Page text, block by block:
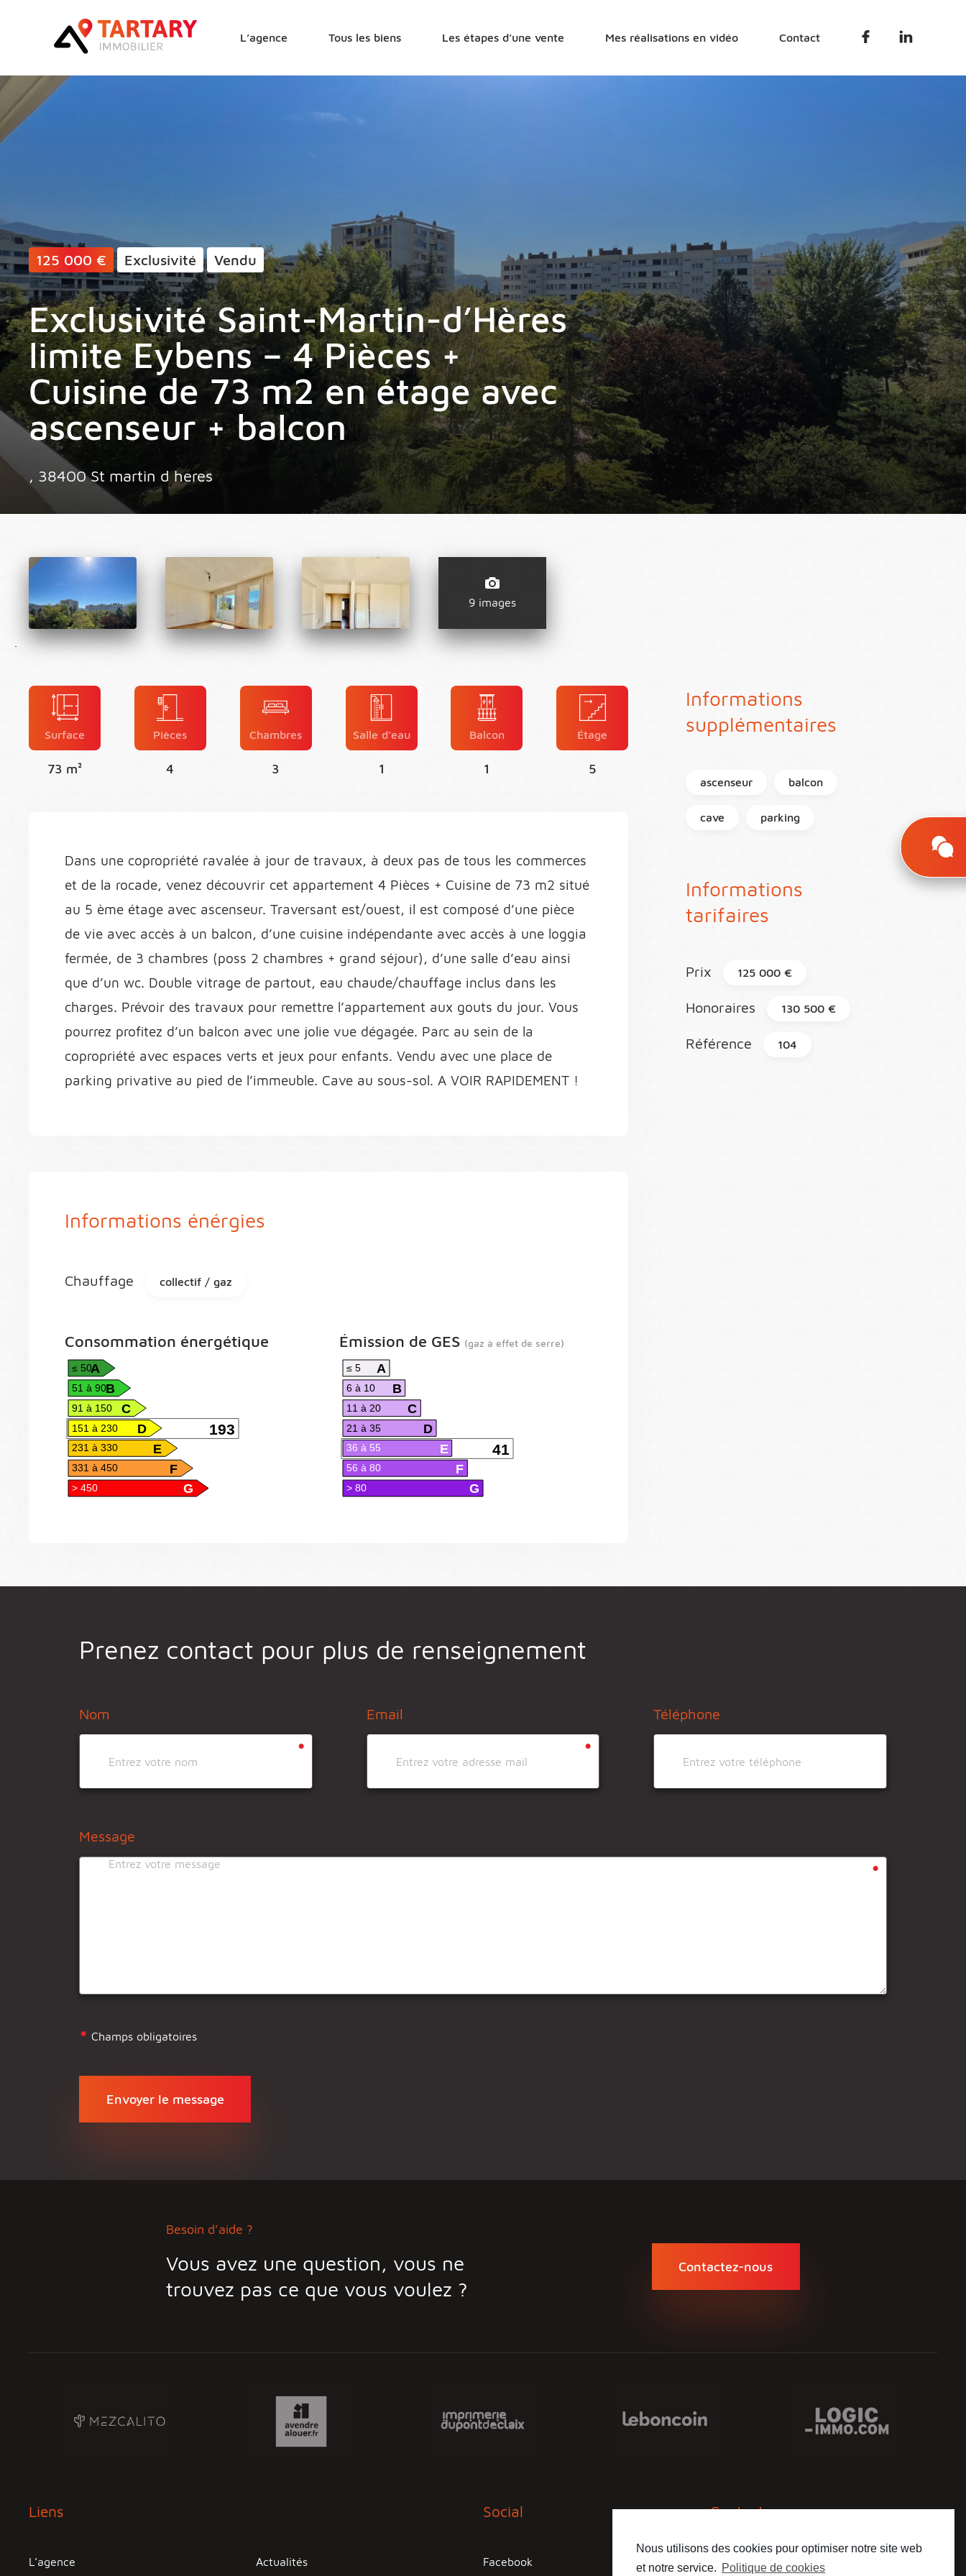
Nous utilisons des cookies pour optimiser notre site web
et notre service. Politique de cookies
L’agence
Tous les biens Les étapes d’une vente Mes réalisations en vidéo Contact Facebook
125 000 € Exclusivité Vendu
Exclusivité Saint-Martin-d’Hères
limite Eybens – 4 Pièces +
Cuisine de 73 m2 en étage avec
ascenseur + balcon
, 38400 St martin d heres
9 images
Surface
73 m²
Pièces
4
Chambres
3
Salle d’eau
1
Balcon
1
Étage
5
Dans une copropriété ravalée à jour de travaux, à deux pas de tous les commerces
et de la rocade, venez découvrir cet appartement 4 Pièces + Cuisine de 73 m2 situé
au 5 ème étage avec ascenseur. Traversant est/ouest, il est composé d’une pièce
de vie avec accès à un balcon, d’une cuisine indépendante avec accès à une loggia
fermée, de 3 chambres (poss 2 chambres + grand séjour), d’une salle d’eau ainsi
que d’un wc. Double vitrage de partout, eau chaude/chauffage inclus dans les
charges. Prévoir des travaux pour remettre l’appartement aux gouts du jour. Vous
pourrez profitez d’un balcon avec une jolie vue dégagée. Parc au sein de la
copropriété avec espaces verts et jeux pour enfants. Vendu avec une place de
parking privative au pied de l’immeuble. Cave au sous-sol. A VOIR RAPIDEMENT !
Informations énérgies
Chauffage collectif / gaz
Consommation énergétique
A
≤ 50
B
51 à 90
C
91 à 150
193
D
151 à 230
E
231 à 330
F
331 à 450
G
> 450
Émission de GES (gaz à effet de serre)
A
≤ 5
B
6 à 10
C
11 à 20
D
21 à 35
41
E
36 à 55
F
56 à 80
G
> 80
Informations
supplémentaires
ascenseur balcon
cave parking
Informations
tarifaires
Prix 125 000 €
Honoraires 130 500 €
Référence 104
Prenez contact pour plus de renseignement
Nom
•
Email
•
Téléphone
Message
•
• Champs obligatoires
Besoin d’aide ?
Vous avez une question, vous ne
trouvez pas ce que vous voulez ?
Contactez-nous
Liens
L’agence Actualités
Social
Facebook
Contact
09 72 17 42 59